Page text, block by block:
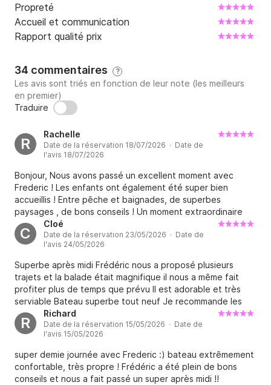
Propreté
Accueil et communication
Rapport qualité prix
34 commentaires ?
Les avis sont triés en fonction de leur note (les meilleurs
en premier)
Traduire
R
Rachelle
Date de la réservation 18/07/2026 · Date de
l'avis 18/07/2026
Bonjour, Nous avons passé un excellent moment avec
Frederic ! Les enfants ont également été super bien
accueillis ! Entre pêche et baignades, de superbes
paysages , de bons conseils ! Un moment extraordinaire
sur un superbe bateau ! La bonne humeur au rendez vous !
Nous n’hésiterons pas une seconde à re solliciter Frédéric
pour de futures occasions ! Merci à vous !
C
Cloé
Date de la réservation 23/05/2026 · Date de
l'avis 24/05/2026
Superbe après midi Frédéric nous a proposé plusieurs
trajets et la balade était magnifique il nous a même fait
profiter plus de temps que prévu Il est adorable et très
serviable Bateau superbe tout neuf Je recommande les
yeux fermés Merci encore Frédéric !!
R
Richard
Date de la réservation 15/05/2026 · Date de
l'avis 15/05/2026
super demie journée avec Frederic :) bateau extrêmement
confortable, très propre ! Frédéric a été plein de bons
conseils et nous a fait passé un super après midi !!